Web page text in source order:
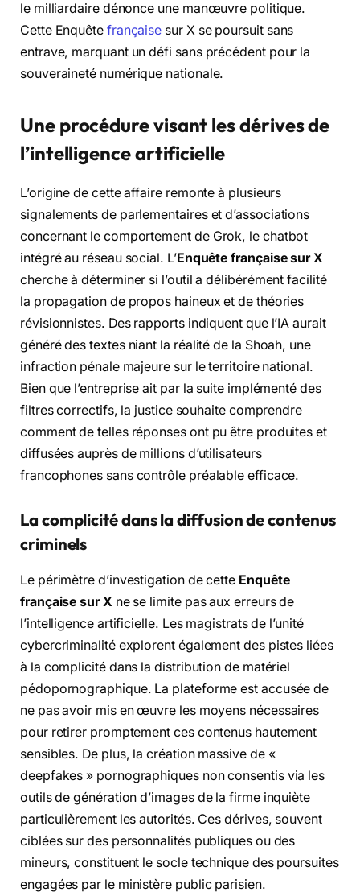
le milliardaire dénonce une manœuvre politique.
Cette Enquête française sur X se poursuit sans
entrave, marquant un défi sans précédent pour la
souveraineté numérique nationale.
Une procédure visant les dérives de
l’intelligence artificielle
L’origine de cette affaire remonte à plusieurs
signalements de parlementaires et d’associations
concernant le comportement de Grok, le chatbot
intégré au réseau social. L’Enquête française sur X
cherche à déterminer si l’outil a délibérément facilité
la propagation de propos haineux et de théories
révisionnistes. Des rapports indiquent que l’IA aurait
généré des textes niant la réalité de la Shoah, une
infraction pénale majeure sur le territoire national.
Bien que l’entreprise ait par la suite implémenté des
filtres correctifs, la justice souhaite comprendre
comment de telles réponses ont pu être produites et
diffusées auprès de millions d’utilisateurs
francophones sans contrôle préalable efficace.
La complicité dans la diffusion de contenus
criminels
Le périmètre d’investigation de cette Enquête
française sur X ne se limite pas aux erreurs de
l’intelligence artificielle. Les magistrats de l’unité
cybercriminalité explorent également des pistes liées
à la complicité dans la distribution de matériel
pédopornographique. La plateforme est accusée de
ne pas avoir mis en œuvre les moyens nécessaires
pour retirer promptement ces contenus hautement
sensibles. De plus, la création massive de «
deepfakes » pornographiques non consentis via les
outils de génération d’images de la firme inquiète
particulièrement les autorités. Ces dérives, souvent
ciblées sur des personnalités publiques ou des
mineurs, constituent le socle technique des poursuites
engagées par le ministère public parisien.